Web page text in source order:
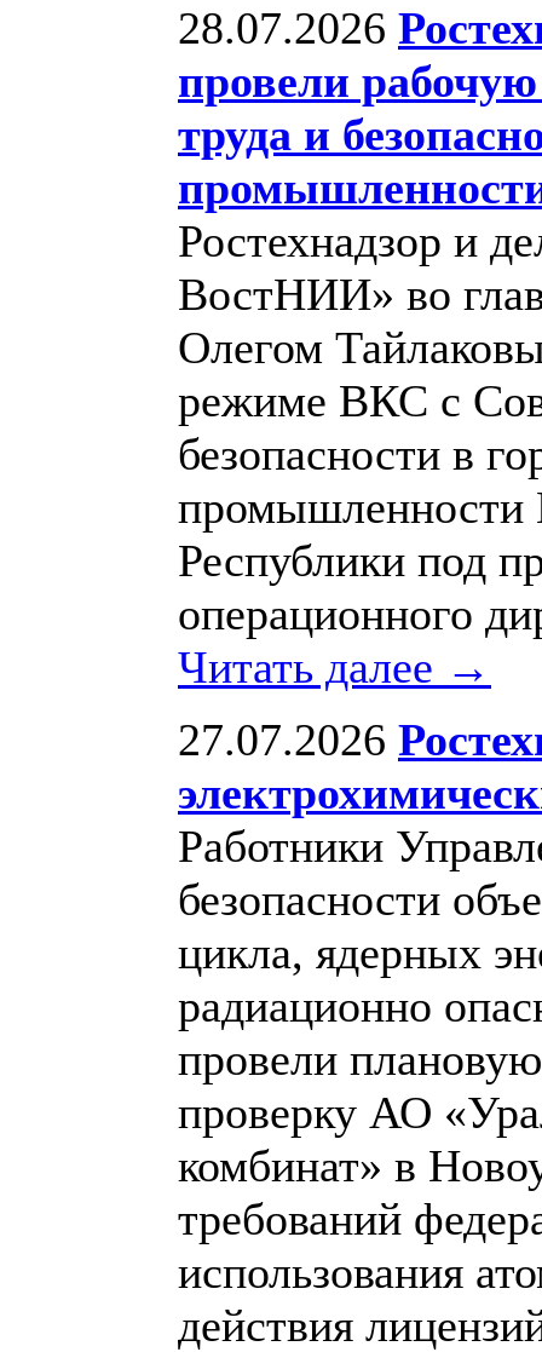
28.07.2026
провели
труда и
Ростехнадзор и
ВостНИИ» во
Олегом
режиме ВКС с
безопасности в
Республики под
операционного
Читать далее →
27.07.2026
Работники
безопасности
цикла, ядерных
радиационно
провели
проверку АО
комбинат» в
требований
использования
действия